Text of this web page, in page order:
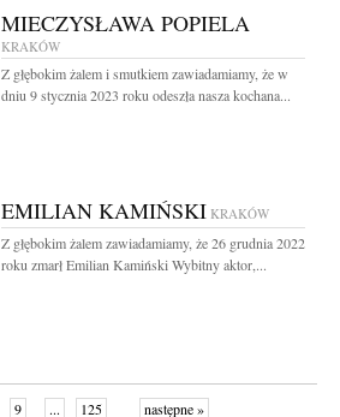
MIECZYSŁAWA POPIELA
KRAKÓW
Z głębokim żalem i smutkiem zawiadamiamy, że w
dniu 9 stycznia 2023 roku odeszła nasza kochana...
EMILIAN KAMIŃSKI KRAKÓW
Z głębokim żalem zawiadamiamy, że 26 grudnia 2022
roku zmarł Emilian Kamiński Wybitny aktor,...
9 ... 125 następne »